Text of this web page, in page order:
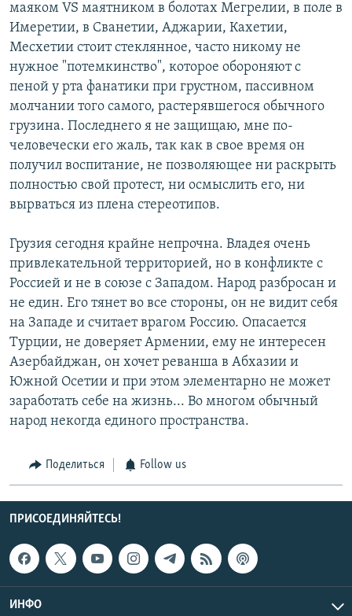
маяком VS маятником в болотах Мегрелии, в поле в
Имеретии, в Сванетии, Аджарии, Кахетии,
Месхетии стоит стеклянное, часто никому не
нужное "потемкинство", которое обороняют с
пеной у рта фанатики при грустном, пассивном
молчании того самого, растерявшегося обычного
грузина. Последнего я не защищаю, мне по-
человечески его жаль, так как в свое время он
получил воспитание, не позволяющее ни раскрыть
полностью свой протест, ни осмыслить его, ни
вырваться из плена стереотипов.
Грузия сегодня крайне непрочна. Владея очень
привлекательной территорией, но в конфликте с
Россией и не в союзе с Западом. Народ разбросан и
не един. Его тянет во все стороны, он не видит себя
на Западе и считает врагом Россию. Опасается
Турции, не доверяет Армении, ему не интересен
Азербайджан, он хочет реванша в Абхазии и
Южной Осетии и при этом элементарно не может
заработать себе на жизнь... Во многом обычный
народ некогда единого пространства.
Поделиться Follow us
ПРИСОЕДИНЯЙТЕСЬ!
ИНФО